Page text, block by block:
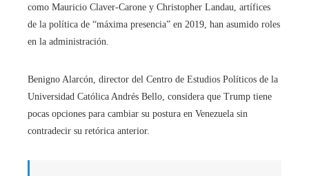
como Mauricio Claver-Carone y Christopher Landau, artífices
de la política de “máxima presencia” en 2019, han asumido roles
en la administración.
Benigno Alarcón, director del Centro de Estudios Políticos de la
Universidad Católica Andrés Bello, considera que Trump tiene
pocas opciones para cambiar su postura en Venezuela sin
contradecir su retórica anterior.